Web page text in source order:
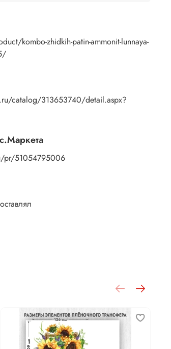
kombo-zhidkih-patin-ammonit-lunnaya-
catalog/313653740/detail.aspx?
pr/51054795006